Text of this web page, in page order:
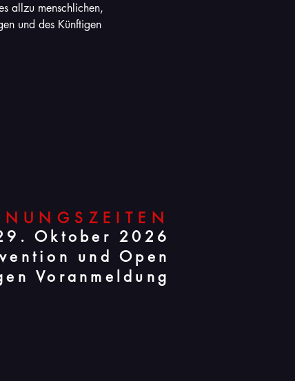
allzu menschlichen,
und des Künftigen
Oktober 2026
und Open
Voranmeldung